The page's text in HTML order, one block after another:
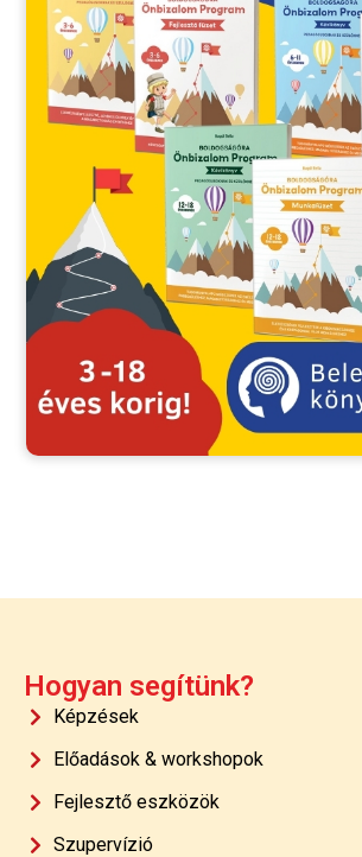
Hogyan segítünk?
Képzések
Előadások & workshopok
Fejlesztő eszközök
Szupervízió